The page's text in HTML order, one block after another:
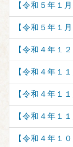
【令和５年
【令和５年
【令和４年
【令和４年
【令和４年
【令和４年
【令和４年